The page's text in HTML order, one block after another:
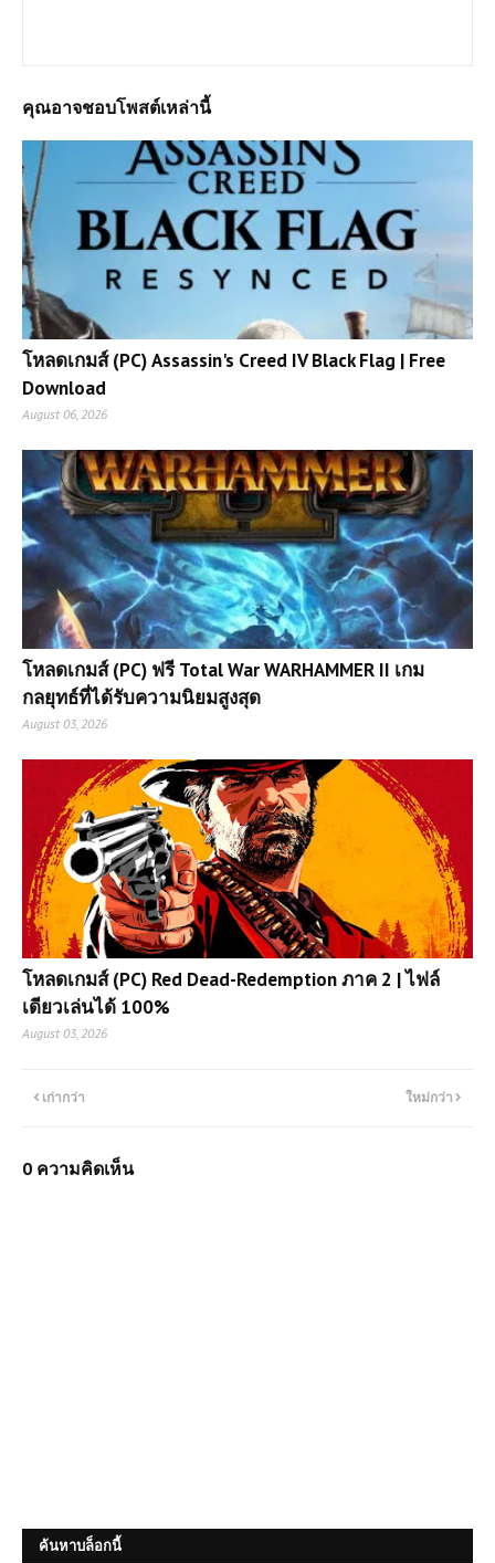
คุณอาจชอบโพสต์เหล่านี้
โหลดเกมส์ (PC) Assassin's Creed IV Black Flag | Free
Download
August 06, 2026
โหลดเกมส์ (PC) ฟรี Total War WARHAMMER II เกม
กลยุทธ์ที่ได้รับความนิยมสูงสุด
August 03, 2026
โหลดเกมส์ (PC) Red Dead-Redemption ภาค 2 | ไฟล์
เดียวเล่นได้ 100%
August 03, 2026
ใหม่กว่า
เก่ากว่า
0 ความคิดเห็น
ค้นหาบล็อกนี้โหลดเกมส์ (PC) Red Dead